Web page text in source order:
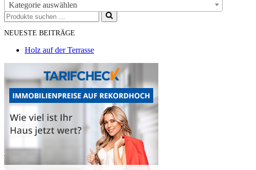
Kategorie auswählen
Suchen
nach …
NEUESTE BEITRÄGE
Holz auf der Terrasse